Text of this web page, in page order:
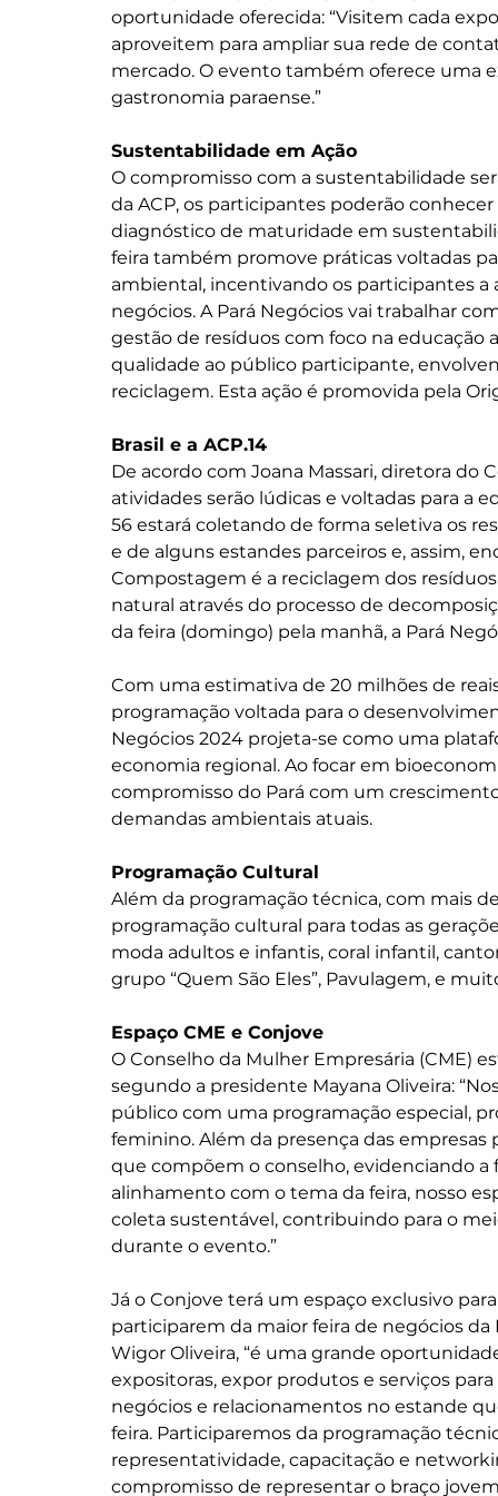
oportunidade oferecida: “Visitem cada
aproveitem para ampliar sua rede de
mercado. O evento também oferece uma
gastronomia paraense.”
Sustentabilidade em Ação
O compromisso com a sustentabilidade
da ACP, os participantes poderão
diagnóstico de maturidade em
feira também promove práticas voltadas
ambiental, incentivando os participantes
negócios. A Pará Negócios vai trabalhar
gestão de resíduos com foco na
qualidade ao público participante,
reciclagem. Esta ação é promovida pela
Brasil e a ACP.14
De acordo com Joana Massari, diretora do
atividades serão lúdicas e voltadas para a
56 estará coletando de forma seletiva os
e de alguns estandes parceiros e, assim,
Compostagem é a reciclagem dos
natural através do processo de
da feira (domingo) pela manhã, a Pará
Com uma estimativa de 20 milhões de
programação voltada para o
Negócios 2024 projeta-se como uma
economia regional. Ao focar em
compromisso do Pará com um
demandas ambientais atuais.
Programação Cultural
Além da programação técnica, com mais
programação cultural para todas as
moda adultos e infantis, coral infantil,
grupo “Quem São Eles”, Pavulagem, e
Espaço CME e Conjove
O Conselho da Mulher Empresária (CME)
segundo a presidente Mayana Oliveira:
público com uma programação especial,
feminino. Além da presença das
que compõem o conselho, evidenciando
alinhamento com o tema da feira, nosso
coleta sustentável, contribuindo para o
durante o evento.”
Já o Conjove terá um espaço exclusivo
participarem da maior feira de negócios
Wigor Oliveira, “é uma grande
expositoras, expor produtos e serviços
negócios e relacionamentos no estande
feira. Participaremos da programação
representatividade, capacitação e
compromisso de representar o braço jovem